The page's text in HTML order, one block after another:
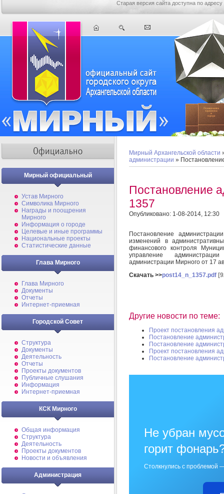
Старая версия сайта доступна по адресу
Мирный официальный
Устав Мирного
Символика Мирного
Награды и поощрения
Мирного
Информация о городе
Целевые и иные программы
Национальные проекты
Статистические данные
Глава Мирного
Глава Мирного
Документы
Отчеты
Интернет-приемная
Городской Совет
Структура
Документы
Деятельность
Отчеты
Проекты документов
Публичные слушания
Информация
Интернет-приемная
КСК Мирного
Общая информация
Структура
Деятельность
Проекты документов
Новости и объявления
Администрация
Мирный Архангельской области
администрации »
Постановление
1357
Опубликовано: 1-08-2014, 12:30
Постановление
изменений в
финансового контроля
управление
администрации Мирного от 17
Скачать >>post14_n_1357.pdf
Другие новости по теме:
Проект постановления
Постановление
Постановление
Проект постановления
Постановление
Не убран
горит
Столкнулись с проблемой